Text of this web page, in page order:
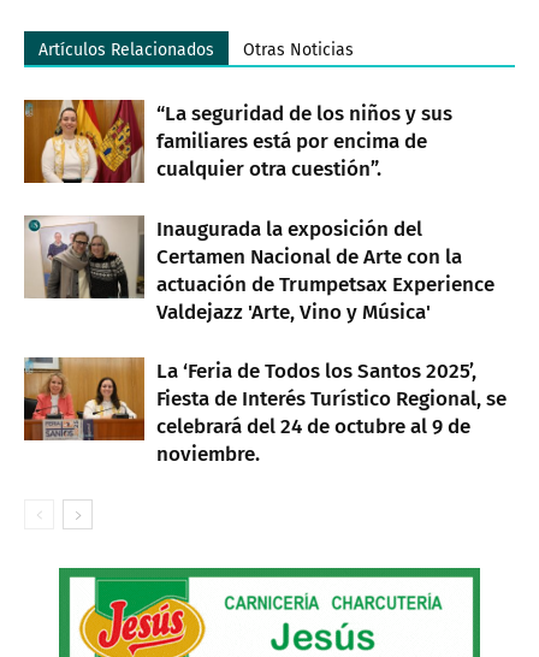
Artículos Relacionados Otras Noticias
“La seguridad de los niños y sus
familiares está por encima de
cualquier otra cuestión”.
Inaugurada la exposición del
Certamen Nacional de Arte con la
actuación de Trumpetsax Experience
Valdejazz 'Arte, Vino y Música'
La ‘Feria de Todos los Santos 2025’,
Fiesta de Interés Turístico Regional, se
celebrará del 24 de octubre al 9 de
noviembre.